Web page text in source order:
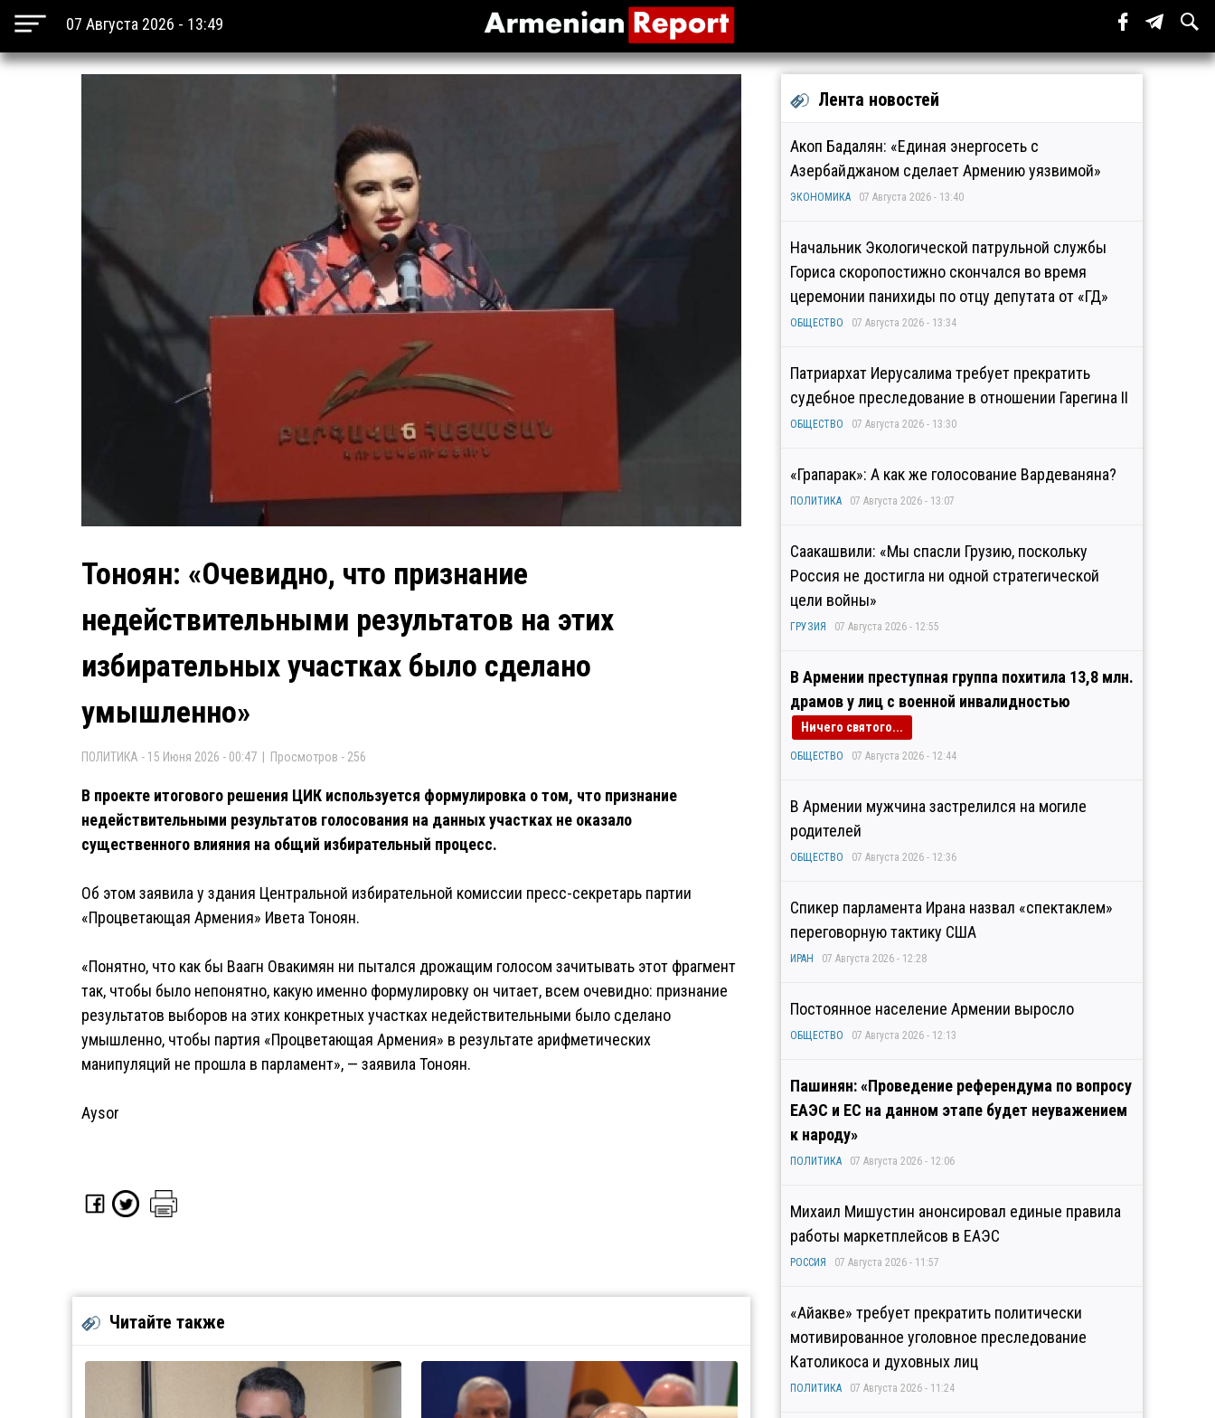
07 Августа 2026 - 13:49
Тоноян: «Очевидно, что признание
недействительными результатов на этих
избирательных участках было сделано
умышленно»
ПОЛИТИКА - 15 Июня 2026 - 00:47 | Просмотров - 256
В проекте итогового решения ЦИК используется формулировка о том, что признание
недействительными результатов голосования на данных участках не оказало
существенного влияния на общий избирательный процесс.
Об этом заявила у здания Центральной избирательной комиссии пресс-секретарь партии
«Процветающая Армения» Ивета Тоноян.
«Понятно, что как бы Ваагн Овакимян ни пытался дрожащим голосом зачитывать этот фрагмент
так, чтобы было непонятно, какую именно формулировку он читает, всем очевидно: признание
результатов выборов на этих конкретных участках недействительными было сделано
умышленно, чтобы партия «Процветающая Армения» в результате арифметических
манипуляций не прошла в парламент», — заявила Тоноян.
Aysor
Читайте также
Лента новостей
Акоп Бадалян: «Единая энергосеть с
Азербайджаном сделает Армению уязвимой»
ЭКОНОМИКА 07 Августа 2026 - 13:40
Начальник Экологической патрульной службы
Гориса скоропостижно скончался во время
церемонии панихиды по отцу депутата от «ГД»
ОБЩЕСТВО 07 Августа 2026 - 13:34
Патриархат Иерусалима требует прекратить
судебное преследование в отношении Гарегина II
ОБЩЕСТВО 07 Августа 2026 - 13:30
«Грапарак»: А как же голосование Вардеваняна?
ПОЛИТИКА 07 Августа 2026 - 13:07
Саакашвили: «Мы спасли Грузию, поскольку
Россия не достигла ни одной стратегической
цели войны»
ГРУЗИЯ 07 Августа 2026 - 12:55
В Армении преступная группа похитила 13,8 млн.
драмов у лиц с военной инвалидностью
Ничего святого...
ОБЩЕСТВО 07 Августа 2026 - 12:44
В Армении мужчина застрелился на могиле
родителей
ОБЩЕСТВО 07 Августа 2026 - 12:36
Спикер парламента Ирана назвал «спектаклем»
переговорную тактику США
ИРАН 07 Августа 2026 - 12:28
Постоянное население Армении выросло
ОБЩЕСТВО 07 Августа 2026 - 12:13
Пашинян: «Проведение референдума по вопросу
ЕАЭС и ЕС на данном этапе будет неуважением
к народу»
ПОЛИТИКА 07 Августа 2026 - 12:06
Михаил Мишустин анонсировал единые правила
работы маркетплейсов в ЕАЭС
РОССИЯ 07 Августа 2026 - 11:57
«Айакве» требует прекратить политически
мотивированное уголовное преследование
Католикоса и духовных лиц
ПОЛИТИКА 07 Августа 2026 - 11:24